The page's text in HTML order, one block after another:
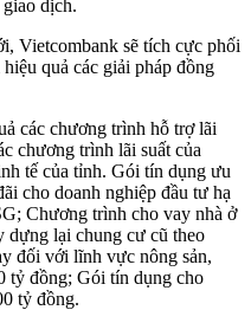
dịch.
Vietcombank sẽ tích cực phối
quả các giải pháp đồng
các chương trình hỗ trợ lãi
chương trình lãi suất của
tế của tỉnh. Gói tín dụng ưu
cho doanh nghiệp đầu tư hạ
Chương trình cho vay nhà ở
dựng lại chung cư cũ theo
đối với lĩnh vực nông sản,
tỷ đồng; Gói tín dụng cho
tỷ đồng.